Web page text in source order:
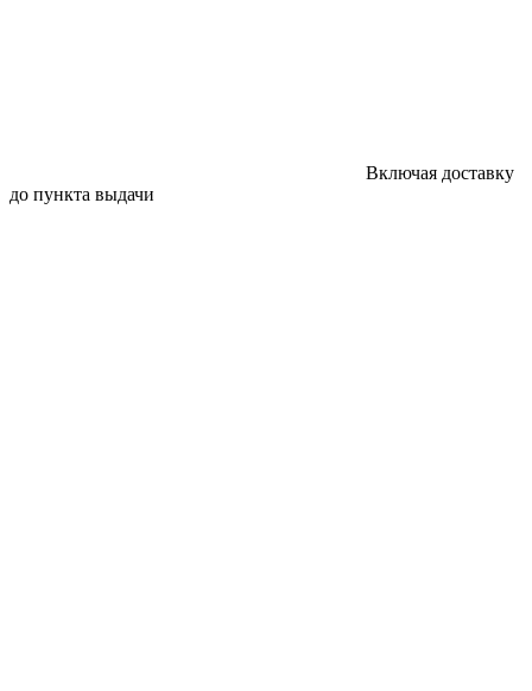
Включая доставку
до пункта выдачи